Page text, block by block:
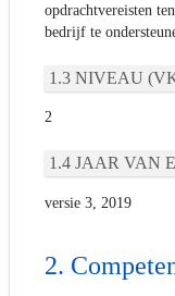
opdrachtvereisten
bedrijf te
NIVEAU
2
JAAR VAN
versie 3, 2019